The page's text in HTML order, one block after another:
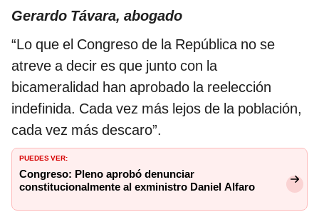
Gerardo Távara, abogado
“Lo que el Congreso de la República no se
atreve a decir es que junto con la
bicameralidad han aprobado la reelección
indefinida. Cada vez más lejos de la población,
cada vez más descaro”.
PUEDES VER:
Congreso: Pleno aprobó denunciar
constitucionalmente al exministro Daniel Alfaro